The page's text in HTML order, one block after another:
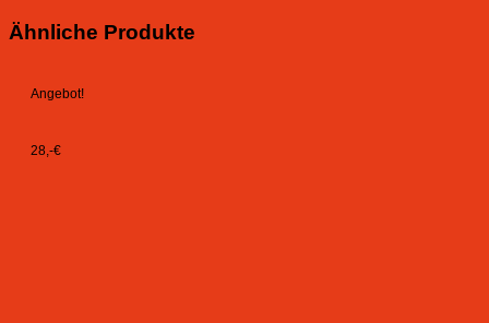
Ähnliche Produkte
Angebot!
28,-€